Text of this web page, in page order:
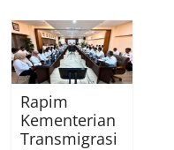
Rapim
Kementerian
Transmigrasi